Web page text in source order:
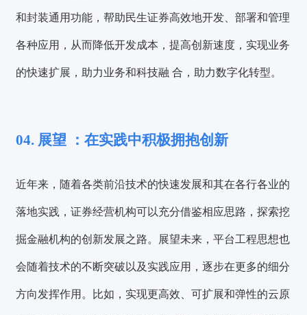
和封装通用功能 ，帮助民生证券高效地开发、部署和管理
各种应用，从而降低开发成本，提高创新速度，实现业务
的快速扩展，助力业务和科技融 合，助力数字化转型。
04. 展望 ：在实践中积极拥抱创新
近年来，随着各类前沿技术的快速发展和其在各行各业的
落地实践，证券经营机构可以充分借鉴相应思路，探索挖
掘金融机构的创新发展之路。展望未来，平台工程思想也
会随着技术的不断突破以及实践应用，逐步在更多的细分
方向发挥作用。比如，实现更高效、可扩展和弹性的云原